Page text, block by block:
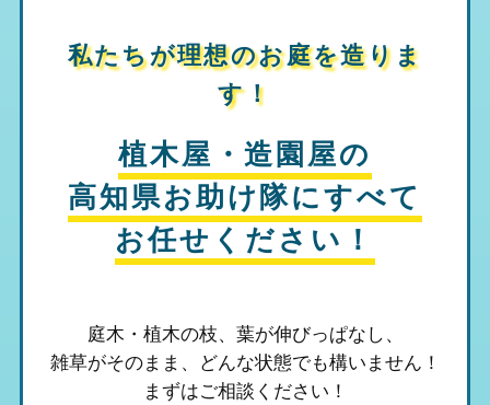
私たちが理想のお庭を造りま
す！
植木屋・造園屋の
高知県お助け隊にすべて
お任せください！
庭木・植木の枝、葉が伸びっぱなし、
雑草がそのまま、 どんな状態でも構いません！
まずはご相談ください！